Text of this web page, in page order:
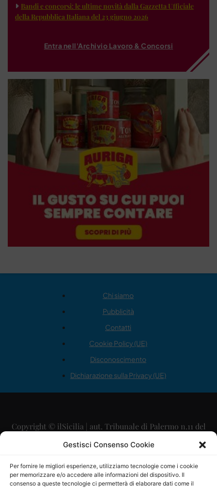
Gestisci Consenso Cookie
Per fornire le migliori esperienze, utilizziamo tecnologie come i cookie
per memorizzare e/o accedere alle informazioni del dispositivo. Il
consenso a queste tecnologie ci permetterà di elaborare dati come il
Bandi e concorsi: le ultime novità dalla Gazzetta Ufficiale
della Repubblica Italiana del 23 giugno 2026
Entra nell'Archivio Lavoro & Concorsi
Chi siamo
Pubblicità
Contatti
Cookie Policy (UE)
Disconoscimento
Dichiarazione sulla Privacy (UE)
Copyright © ilSicilia | aut. Tribunale di Palermo n.11 del
29/09/2015
Direttore Editoriale: Maurizio Scaglione